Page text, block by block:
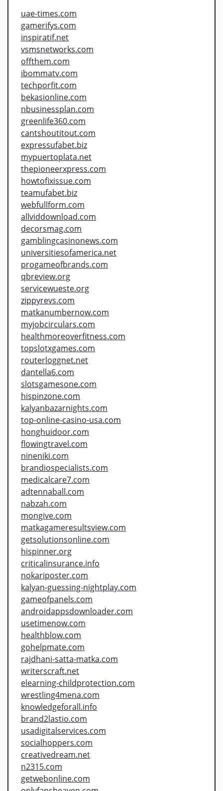
uae-times.com
gamerifys.com
inspiratif.net
vsmsnetworks.com
offthem.com
ibommatv.com
techporfit.com
bekasionline.com
nbusinessplan.com
greenlife360.com
cantshoutitout.com
expressufabet.biz
mypuertoplata.net
thepioneerxpress.com
howtofixissue.com
teamufabet.biz
webfullform.com
allviddownload.com
decorsmag.com
gamblingcasinonews.com
universitiesofamerica.net
progameofbrands.com
qbreview.org
servicewueste.org
zippyrevs.com
matkanumbernow.com
myjobcirculars.com
healthmoreoverfitness.com
topslotxgames.com
routerloggnet.net
dantella6.com
slotsgamesone.com
hispinzone.com
kalyanbazarnights.com
top-online-casino-usa.com
honghuidoor.com
flowingtravel.com
nineniki.com
brandiospecialists.com
medicalcare7.com
adtennaball.com
nabzah.com
mongive.com
matkagameresultsview.com
getsolutionsonline.com
hispinner.org
criticalinsurance.info
nokariposter.com
kalyan-guessing-nightplay.com
gameofpanels.com
androidappsdownloader.com
usetimenow.com
healthblow.com
gohelpmate.com
rajdhani-satta-matka.com
writerscraft.net
elearning-childprotection.com
wrestling4mena.com
knowledgeforall.info
brand2lastio.com
usadigitalservices.com
socialhoppers.com
creativedream.net
n2315.com
getwebonline.com